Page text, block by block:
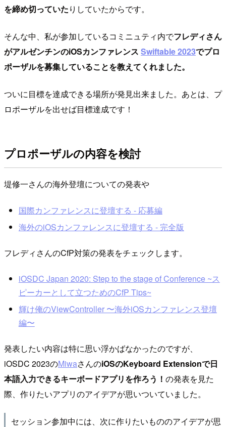
を締め切っていたりしていたからです。
そんな中、私が参加しているコミニュティ内でフレディさん
がアルゼンチンのiOSカンファレンス Swiftable 2023でプロ
ポーザルを募集していることを教えてくれました。
ついに目標を達成できる場所が発見出来ました。あとは、プ
ロポーザルを出せば目標達成です！
プロポーザルの内容を検討
堤修一さんの海外登壇についての発表や
国際カンファレンスに登壇する - 応募編
海外のiOSカンファレンスに登壇する - 完全版
フレディさんのCfP対策の発表をチェックします。
iOSDC Japan 2020: Step to the stage of Conference ~ス
ピーカーとして立つためのCfP Tips~
輝け俺のViewController 〜海外iOSカンファレンス登壇
編〜
発表したい内容は特に思い浮かばなかったのですが、
iOSDC 2023のMiwaさんのiOSのKeyboard Extensionで日
本語入力できるキーボードアプリを作ろう！ の発表を見た
際、作りたいアプリのアイデアが思いついていました。
セッション参加中には、次に作りたいもののアイデアが思